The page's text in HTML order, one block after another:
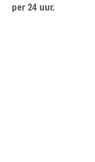
per 24 uur.